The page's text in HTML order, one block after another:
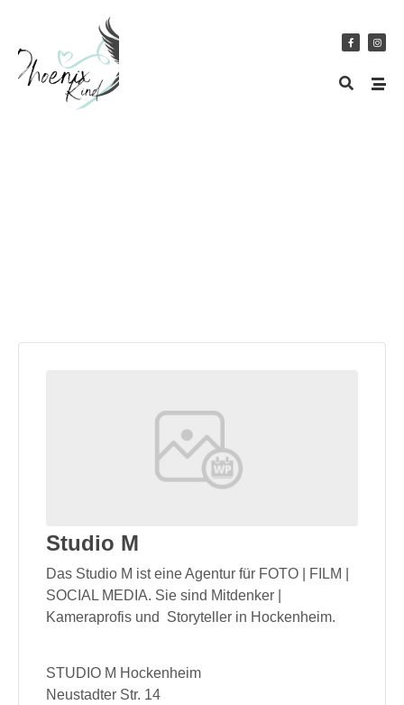
Studio M
Das Studio M ist eine Agentur für FOTO | FILM |
SOCIAL MEDIA. Sie sind Mitdenker |
Kameraprofis und Storyteller in Hockenheim.
STUDIO M Hockenheim
Neustadter Str. 14